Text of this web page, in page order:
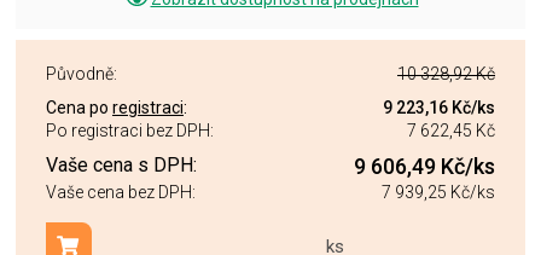
Původně:
10 328,92 Kč
Cena po registraci: 9 223,16 Kč/ks
Po registraci bez DPH:
7 622,45 Kč
Vaše cena s DPH: 9 606,49 Kč/ks
Vaše cena bez DPH: 7 939,25 Kč/ks
ks